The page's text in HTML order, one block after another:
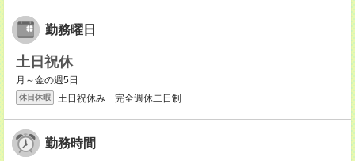
勤務曜日
土日祝休
月～金の週5日
休日休暇 土日祝休み 完全週休二日制
勤務時間